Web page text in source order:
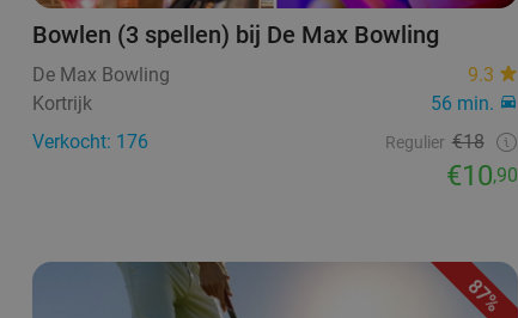
Bowlen (3 spellen) bij De Max Bowling
De Max Bowling
9.3
Kortrijk
56 min.
Verkocht: 176
Regulier €18
€10,90
87%